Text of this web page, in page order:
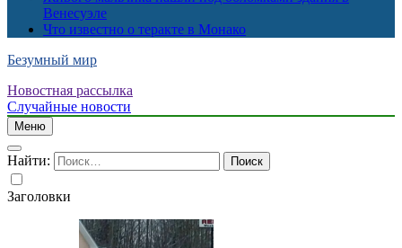
Венесуэле
Что известно о теракте в Монако
Безумный мир
Новостная рассылка
Случайные новости
Меню
Найти:
Заголовки